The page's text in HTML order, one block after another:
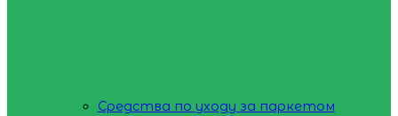
Средства по уходу за паркетом